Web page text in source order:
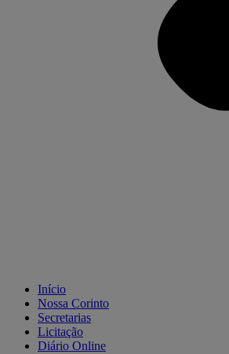
Início
Nossa Corinto
Secretarias
Licitação
Diário Online